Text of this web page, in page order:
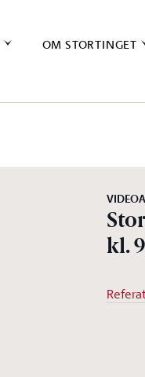
OM STORTINGET
kl.